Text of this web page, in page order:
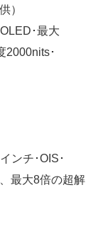
）
･最大
2000nits･
ンチ･OIS･
最大8倍の超解